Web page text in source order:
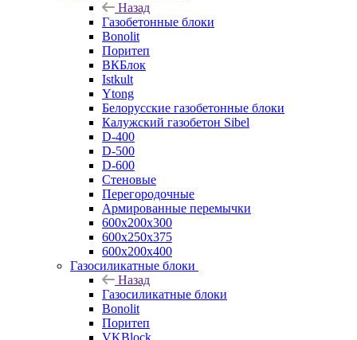
Назад
Газобетонные блоки
Bonolit
Поритеп
ВКБлок
Istkult
Ytong
Белорусские газобетонные блоки
Калужский газобетон Sibel
D-400
D-500
D-600
Стеновые
Перегородочные
Армированные перемычки
600х200х300
600х250х375
600х200х400
Газосиликатные блоки
Назад
Газосиликатные блоки
Bonolit
Поритеп
VKBlock